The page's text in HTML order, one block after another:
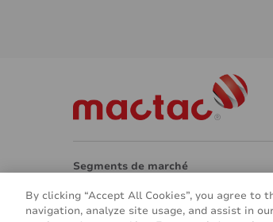
Segments de marché
Design intérieur
Signalétique et marquage
By clicking “Accept All Cookies”, you agree
navigation, analyze site usage, and assist in